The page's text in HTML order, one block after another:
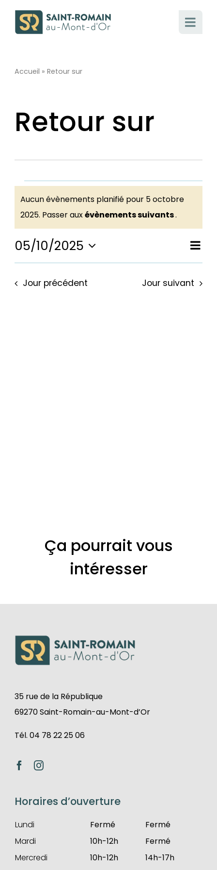
Accueil » Retour sur
Retour sur
Évènements
for
5
Notice
Aucun évènements planifié pour 5 octobre
2025. Passer auxévènements suivants.
par
de
Jour
05/10/2025
Sélectionnez
date.
Jour précédent Jour suivant
Ça pourrait vous
intéresser
35 rue de la République
69270 Saint-Romain-au-Mont-d’Or
Tél. 04 78 22 25 06
Horaires d’ouverture
Lundi Fermé
Fermé
Mardi
10h-12h
Fermé
Mercredi
10h-12h
14h-17h